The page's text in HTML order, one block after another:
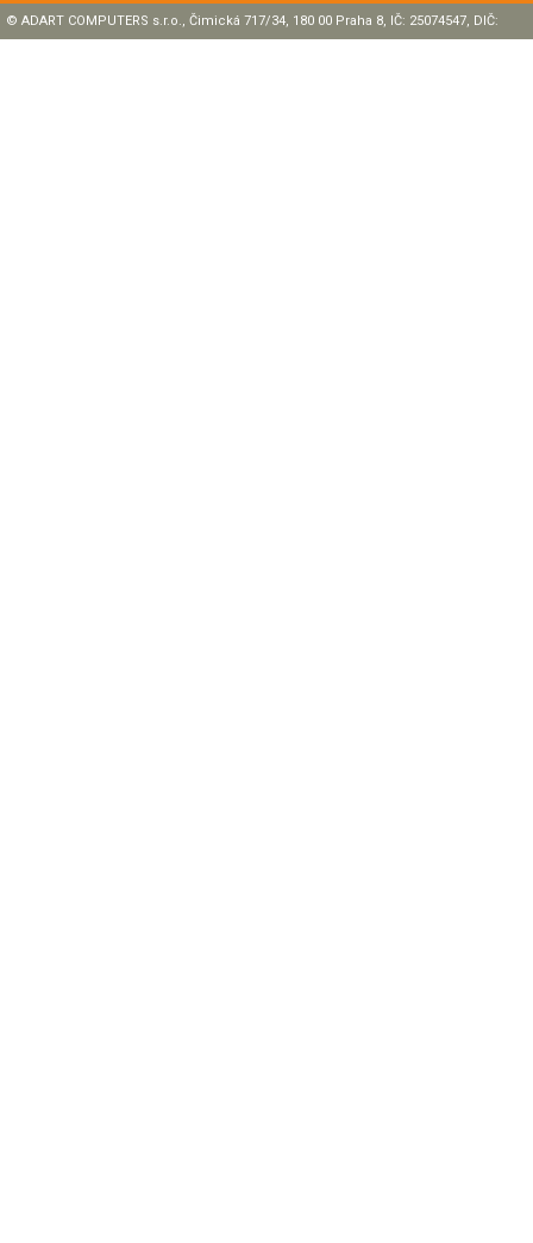
© ADART COMPUTERS s.r.o., Čimická 717/34, 180 00 Praha 8, IČ: 25074547, DIČ: